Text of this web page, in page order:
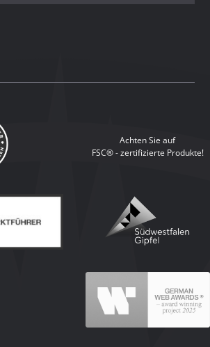
Achten Sie auf
FSC® - zertifizierte Produkte!